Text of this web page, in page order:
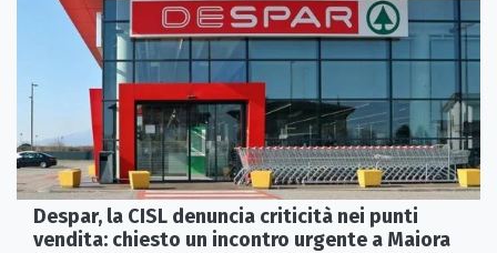
Despar, la CISL denuncia criticità nei punti
vendita: chiesto un incontro urgente a Maiora